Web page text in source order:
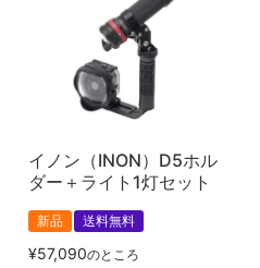
イノン（INON）D5ホル
ダー＋ライト1灯セット
新品 送料無料
¥57,090のところ